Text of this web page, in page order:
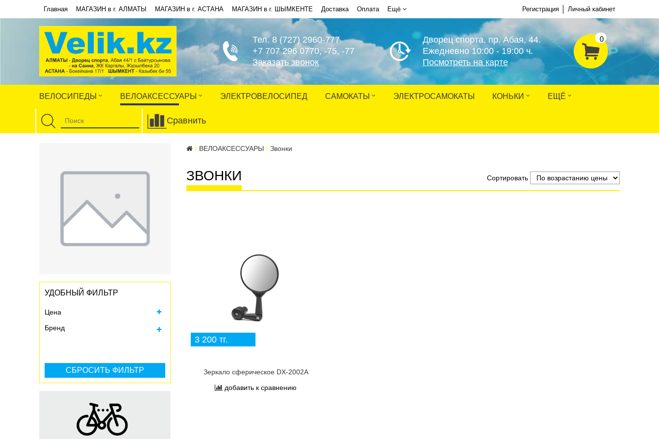
Главная МАГАЗИН в г. АЛМАТЫ МАГАЗИН в г. АСТАНА МАГАЗИН в г. ШЫМКЕНТЕ Доставка Оплата Ещё Регистрация Личный кабинет
Тел. 8 (727) 2960-777
+7 707 296 0770, -75, -77
Заказать звонок
Дворец спорта, пр. Абая, 44.
Ежедневно 10:00 - 19:00 ч.
Посмотреть на карте
0
ВЕЛОСИПЕДЫ ВЕЛОАКСЕССУАРЫ ЭЛЕКТРОВЕЛОСИПЕД САМОКАТЫ ЭЛЕКТРОСАМОКАТЫ КОНЬКИ ЕЩЁ
Сравнить
УДОБНЫЙ ФИЛЬТР
Цена
Бренд
WEI-JAI (1)
ВЕЛОАКСЕССУАРЫ Звонки
ЗВОНКИ Сортировать
3 200 тг.
Зеркало сферическое DX-2002A
добавить к сравнению